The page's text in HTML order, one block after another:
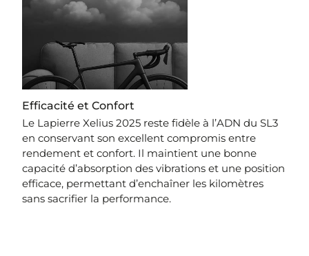
Efficacité et Confort
Le Lapierre Xelius 2025 reste fidèle à l’ADN du SL3
en conservant son excellent compromis entre
rendement et confort. Il maintient une bonne
capacité d’absorption des vibrations et une position
efficace, permettant d’enchaîner les kilomètres
sans sacrifier la performance.